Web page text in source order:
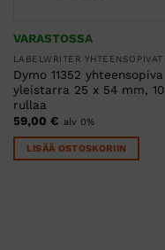
VARASTOSSA
Dymo 11352 yhteensopiva
yleistarra 25 x 54 mm, 10
rullaa
59,00 € alv 0%
LISÄÄ OSTOSKORIIN